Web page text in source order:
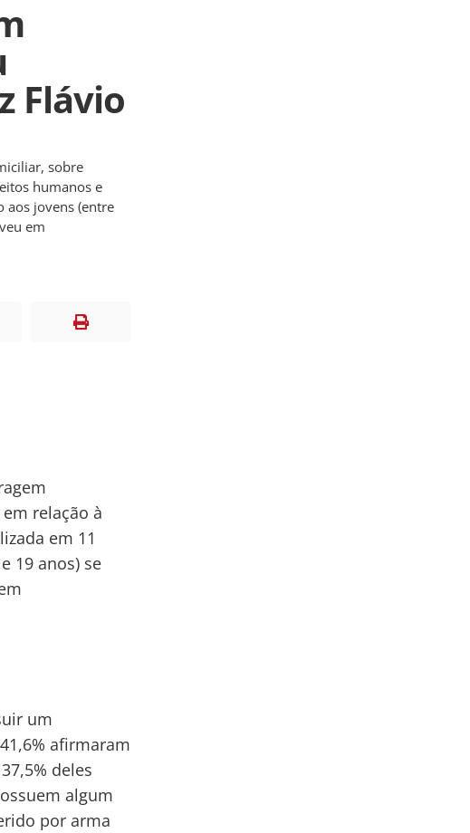
Flávio
sobre
humanos e
aos jovens (entre
em
relação à
em 11
19 anos) se
um
afirmaram
deles
algum
por arma